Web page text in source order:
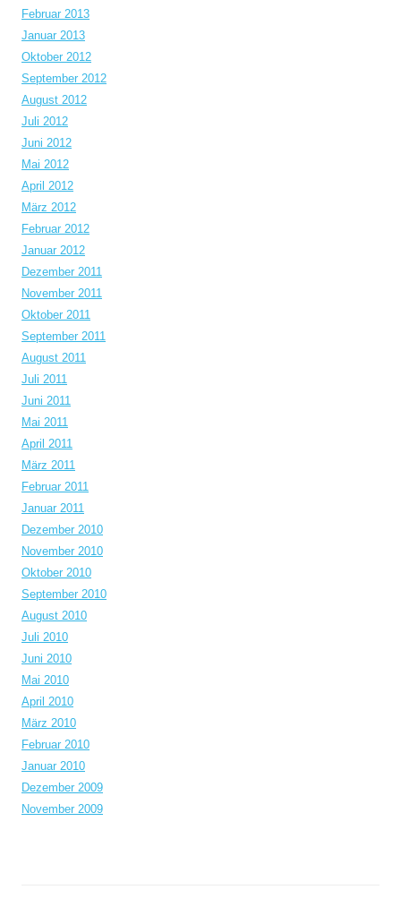
Februar 2013
Januar 2013
Oktober 2012
September 2012
August 2012
Juli 2012
Juni 2012
Mai 2012
April 2012
März 2012
Februar 2012
Januar 2012
Dezember 2011
November 2011
Oktober 2011
September 2011
August 2011
Juli 2011
Juni 2011
Mai 2011
April 2011
März 2011
Februar 2011
Januar 2011
Dezember 2010
November 2010
Oktober 2010
September 2010
August 2010
Juli 2010
Juni 2010
Mai 2010
April 2010
März 2010
Februar 2010
Januar 2010
Dezember 2009
November 2009